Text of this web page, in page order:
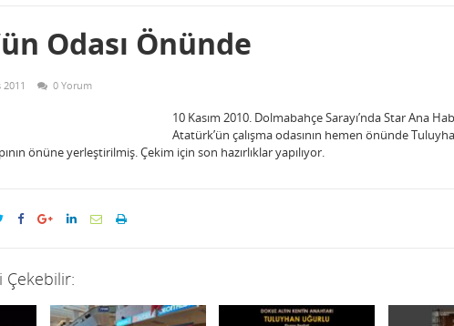
Odası Önünde
0 Yorum
10 Kasım 2010. Dolmabahçe Sarayı’nda Star Ana
Atatürk’ün çalışma odasının hemen önünde
önüne yerleştirilmiş. Çekim için son hazırlıklar yapılıyor.
Çekebilir: